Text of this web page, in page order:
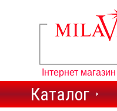
Інтернет
Каталог